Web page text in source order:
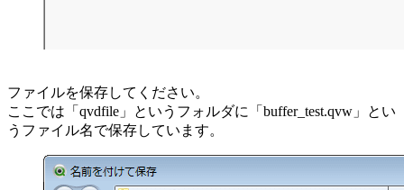
ファイルを保存してください。
ここでは「qvdfile」というフォルダに「buffer_test.qvw」とい
うファイル名で保存しています。